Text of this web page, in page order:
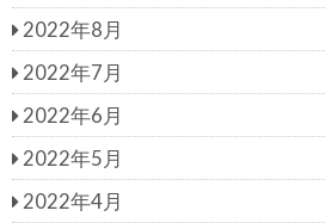
2022年8月
2022年7月
2022年6月
2022年5月
2022年4月